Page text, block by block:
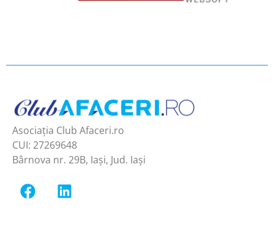
Asociația Club Afaceri.ro
CUI: 27269648
Bârnova nr. 29B, Iași, Jud. Iași